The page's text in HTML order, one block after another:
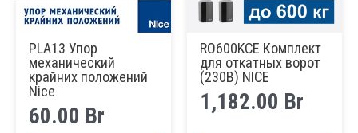
PLA13 Упор
механический
крайних положений
Nice
60.00 Br
RO600KCE Комплект
для откатных ворот
(230В) NICE
1,182.00 Br